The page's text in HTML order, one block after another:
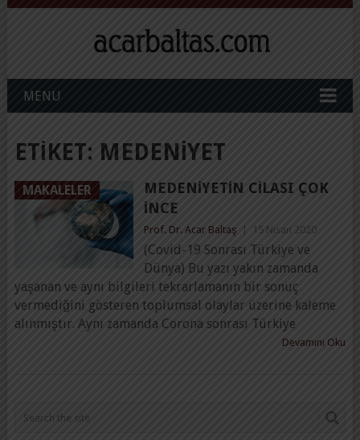
MENU
ETIKET: MEDENIYET
MAKALELER
MEDENIYETIN CILASI ÇOK
İNCE
Prof. Dr. Acar Baltaş 15 Nisan 2020
(Covid-19 Sonrası Türkiye ve
Dünya) Bu yazı yakın zamanda
yaşanan ve aynı bilgileri tekrarlamanın bir sonuç
vermediğini gösteren toplumsal olaylar üzerine kaleme
alınmıştır. Aynı zamanda Corona sonrası Türkiye
Devamını Oku